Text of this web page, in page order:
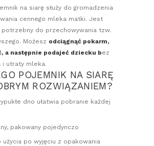
na siarę służy do gromadzenia
cennego mleka matki. Jest
do przechowywania tzw.
Możesz odciągnąć pokarm,
a następnie podajeć dziecku bez
i utraty mleka.
POJEMNIK NA SIARĘ
ROZWIĄZANIEM?
dno ułatwia pobranie każdej
pakowany pojedynczo
użycia po wyjęciu z opakowania